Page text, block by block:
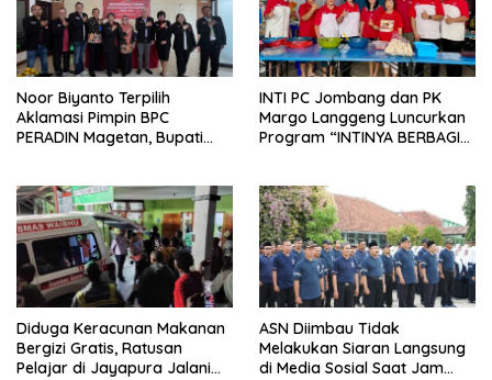
Noor Biyanto Terpilih
Aklamasi Pimpin BPC
PERADIN Magetan, Bupati
INTI PC Jombang dan PK
Margo Langgeng Luncurkan
Program “INTINYA BERBAGI”,
Diduga Keracunan Makanan
Bergizi Gratis, Ratusan
Pelajar di Jayapura Jalani
ASN Diimbau Tidak
Melakukan Siaran Langsung
di Media Sosial Saat Jam